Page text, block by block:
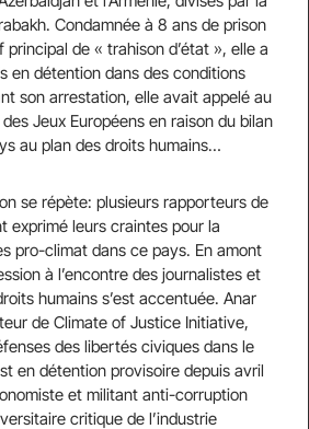
Condamnée à 8 ans de prison
principal de « trahison d’état », elle a
en détention dans des conditions
son arrestation, elle avait appelé au
Jeux Européens en raison du bilan
au plan des droits humains…
se répète: plusieurs rapporteurs de
exprimé leurs craintes pour la
pro-climat dans ce pays. En amont
à l’encontre des journalistes et
humains s’est accentuée. Anar
de Climate of Justice Initiative,
des libertés civiques dans le
en détention provisoire depuis avril
et militant anti-corruption
critique de l’industrie